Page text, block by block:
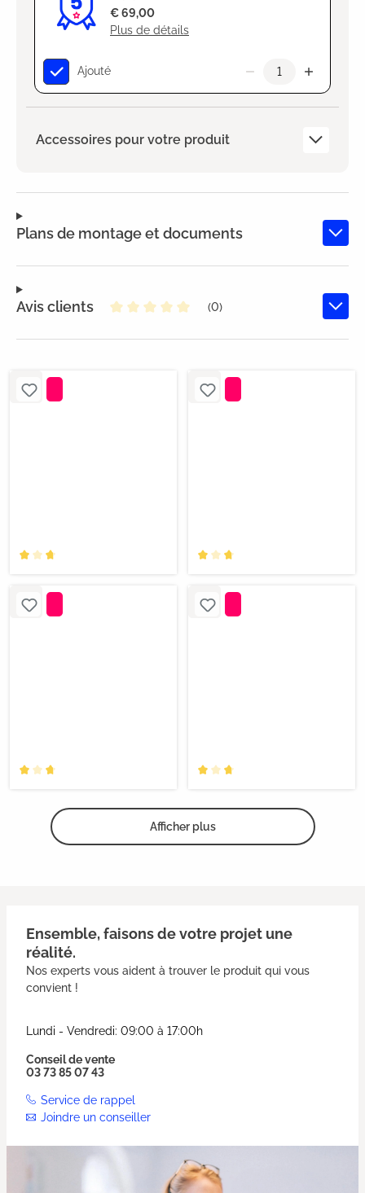
Plus de détails
€ 69,00
Ajouté
Accessoires pour votre produit
Plans de montage et documents
Avis clients
(0)
Afficher plus
Ensemble, faisons de votre projet une
réalité.
Nos experts vous aident à trouver le produit qui vous
convient !
Lundi - Vendredi: 09:00 à 17:00h
Conseil de vente
03 73 85 07 43
Service de rappel
Joindre un conseiller